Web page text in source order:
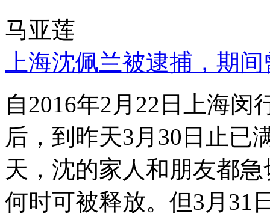
马亚莲
上海沈佩兰被逮捕，期
自2016年2月22日上海
后，到昨天3月30日止已
天，沈的家人和朋友都
何时可被释放。但3月31